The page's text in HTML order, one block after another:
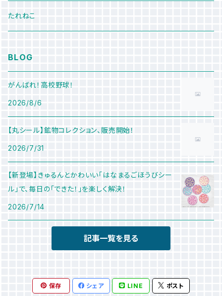
たれねこ
BLOG
がんばれ！高校野球！
2026/8/6
【丸シール】鉱物コレクション、販売開始！
2026/7/31
【新登場】きゅるんとかわいい「はなまるごほうびシー
ル」で、毎日の「できた！」を楽しく解決！
2026/7/14
記事一覧を見る
保存 シェア LINE ポスト